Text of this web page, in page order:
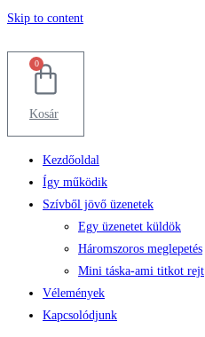
Skip to content
0
Kosár
Kezdőoldal
Így működik
Szívből jövő üzenetek
Egy üzenetet küldök
Háromszoros meglepetés
Mini táska-ami titkot rejt
Vélemények
Kapcsolódjunk